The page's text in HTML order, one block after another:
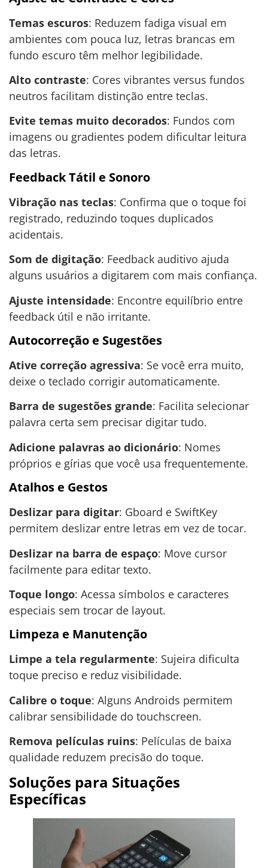
Temas escuros: Reduzem fadiga visual em
ambientes com pouca luz, letras brancas em
fundo escuro têm melhor legibilidade.
Alto contraste: Cores vibrantes versus fundos
neutros facilitam distinção entre teclas.
Evite temas muito decorados: Fundos com
imagens ou gradientes podem dificultar leitura
das letras.
Feedback Tátil e Sonoro
Vibração nas teclas: Confirma que o toque foi
registrado, reduzindo toques duplicados
acidentais.
Som de digitação: Feedback auditivo ajuda
alguns usuários a digitarem com mais confiança.
Ajuste intensidade: Encontre equilíbrio entre
feedback útil e não irritante.
Autocorreção e Sugestões
Ative correção agressiva: Se você erra muito,
deixe o teclado corrigir automaticamente.
Barra de sugestões grande: Facilita selecionar
palavra certa sem precisar digitar tudo.
Adicione palavras ao dicionário: Nomes
próprios e gírias que você usa frequentemente.
Atalhos e Gestos
Deslizar para digitar: Gboard e SwiftKey
permitem deslizar entre letras em vez de tocar.
Deslizar na barra de espaço: Move cursor
facilmente para editar texto.
Toque longo: Acessa símbolos e caracteres
especiais sem trocar de layout.
Limpeza e Manutenção
Limpe a tela regularmente: Sujeira dificulta
toque preciso e reduz visibilidade.
Calibre o toque: Alguns Androids permitem
calibrar sensibilidade do touchscreen.
Remova películas ruins: Películas de baixa
qualidade reduzem precisão do toque.
Soluções para Situações
Específicas